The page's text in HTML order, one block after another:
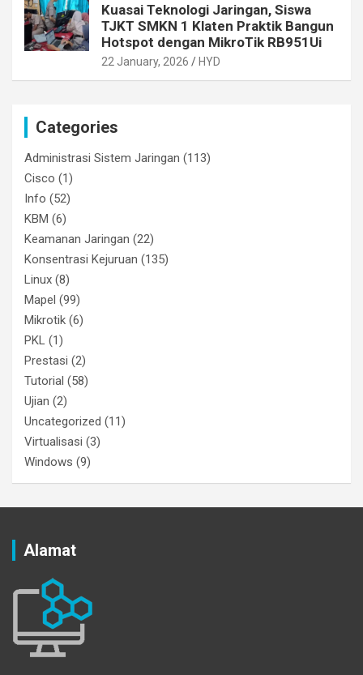
Kuasai Teknologi Jaringan, Siswa
TJKT SMKN 1 Klaten Praktik Bangun
Hotspot dengan MikroTik RB951Ui
22 January, 2026 HYD
Categories
Administrasi Sistem Jaringan (113)
Cisco (1)
Info (52)
KBM (6)
Keamanan Jaringan (22)
Konsentrasi Kejuruan (135)
Linux (8)
Mapel (99)
Mikrotik (6)
PKL (1)
Prestasi (2)
Tutorial (58)
Ujian (2)
Uncategorized (11)
Virtualisasi (3)
Windows (9)
Alamat